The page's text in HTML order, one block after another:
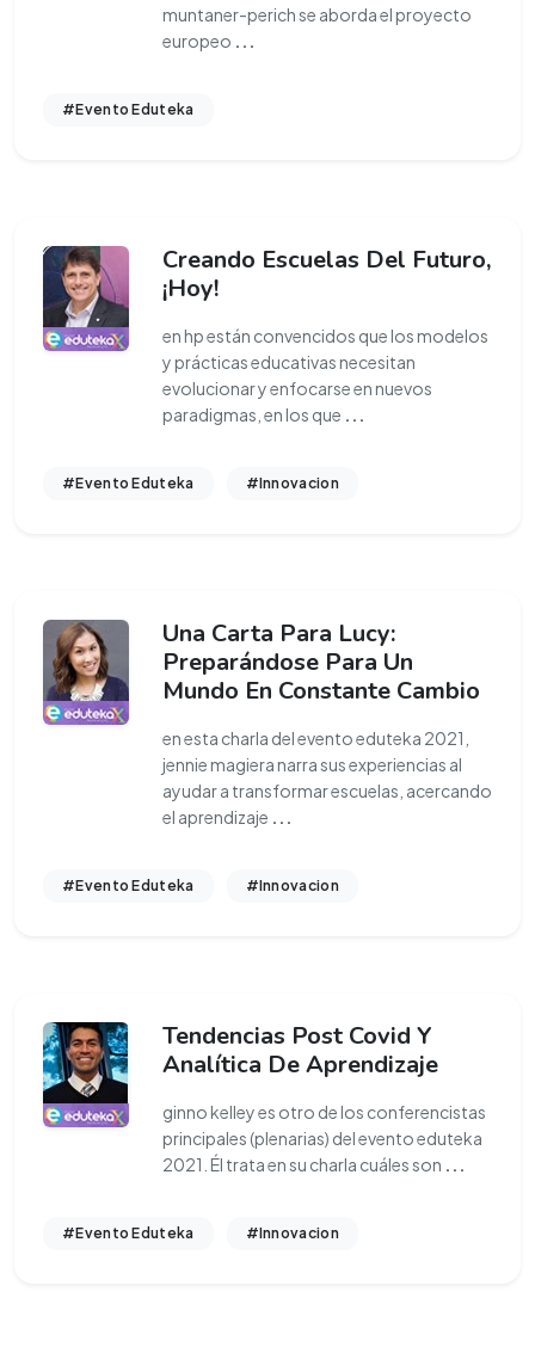
muntaner-perich se aborda el proyecto
europeo ...
#Evento Eduteka
Creando Escuelas Del Futuro,
¡Hoy!
en hp están convencidos que los modelos
y prácticas educativas necesitan
evolucionar y enfocarse en nuevos
paradigmas, en los que ...
#Evento Eduteka #Innovacion
Una Carta Para Lucy:
Preparándose Para Un
Mundo En Constante Cambio
en esta charla del evento eduteka 2021,
jennie magiera narra sus experiencias al
ayudar a transformar escuelas, acercando
el aprendizaje ...
#Evento Eduteka #Innovacion
Tendencias Post Covid Y
Analítica De Aprendizaje
ginno kelley es otro de los conferencistas
principales (plenarias) del evento eduteka
2021. Él trata en su charla cuáles son ...
#Evento Eduteka #Innovacion